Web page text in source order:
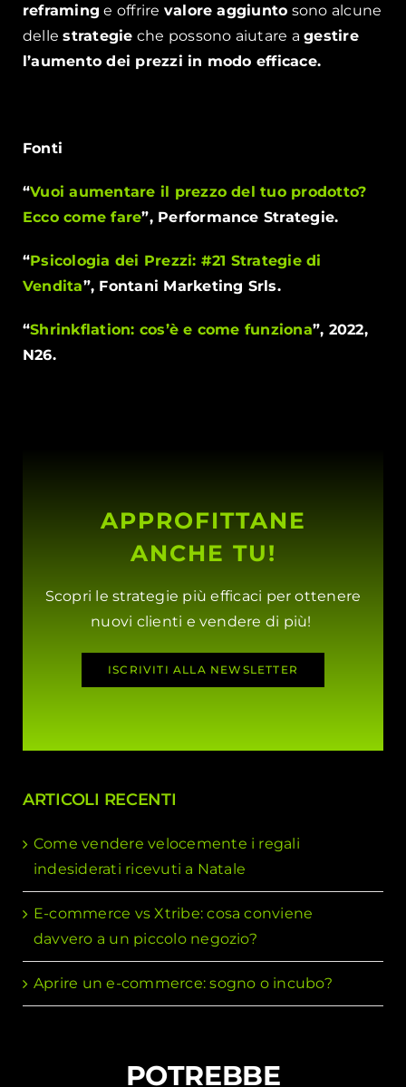
reframing e offrire valore aggiunto sono alcune
dellestrategie che possono aiutare agestire
l’aumento dei prezzi in modo efficace.
Fonti
“Vuoi aumentare il prezzo del tuo prodotto?
Ecco come fare”, Performance Strategie.
“Psicologia dei Prezzi: #21 Strategie di
Vendita”, Fontani Marketing Srls.
“Shrinkflation: cos’è e come funziona”, 2022,
N26.
APPROFITTANE
ANCHE TU!
Scopri le strategie più efficaci per ottenere
nuovi clienti e vendere di più!
ISCRIVITI ALLA NEWSLETTER
ARTICOLI RECENTI
Come vendere velocemente i regali
indesiderati ricevuti a Natale
E-commerce vs Xtribe: cosa conviene
davvero a un piccolo negozio?
Aprire un e-commerce: sogno o incubo?
POTREBBE